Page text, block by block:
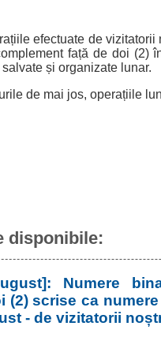
efectuate de
față de doi (2)
și organizate lunar.
de mai jos, operațiile
disponibile:
Numere
(2) scrise ca
- de vizitatorii